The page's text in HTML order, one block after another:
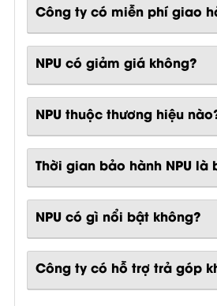
Công ty có miễn phí giao
NPU có giảm giá không?
NPU thuộc thương hiệu
Thời gian bảo hành NPU là
NPUcó gì nổi bật không?
Công ty có hỗ trợ trả góp